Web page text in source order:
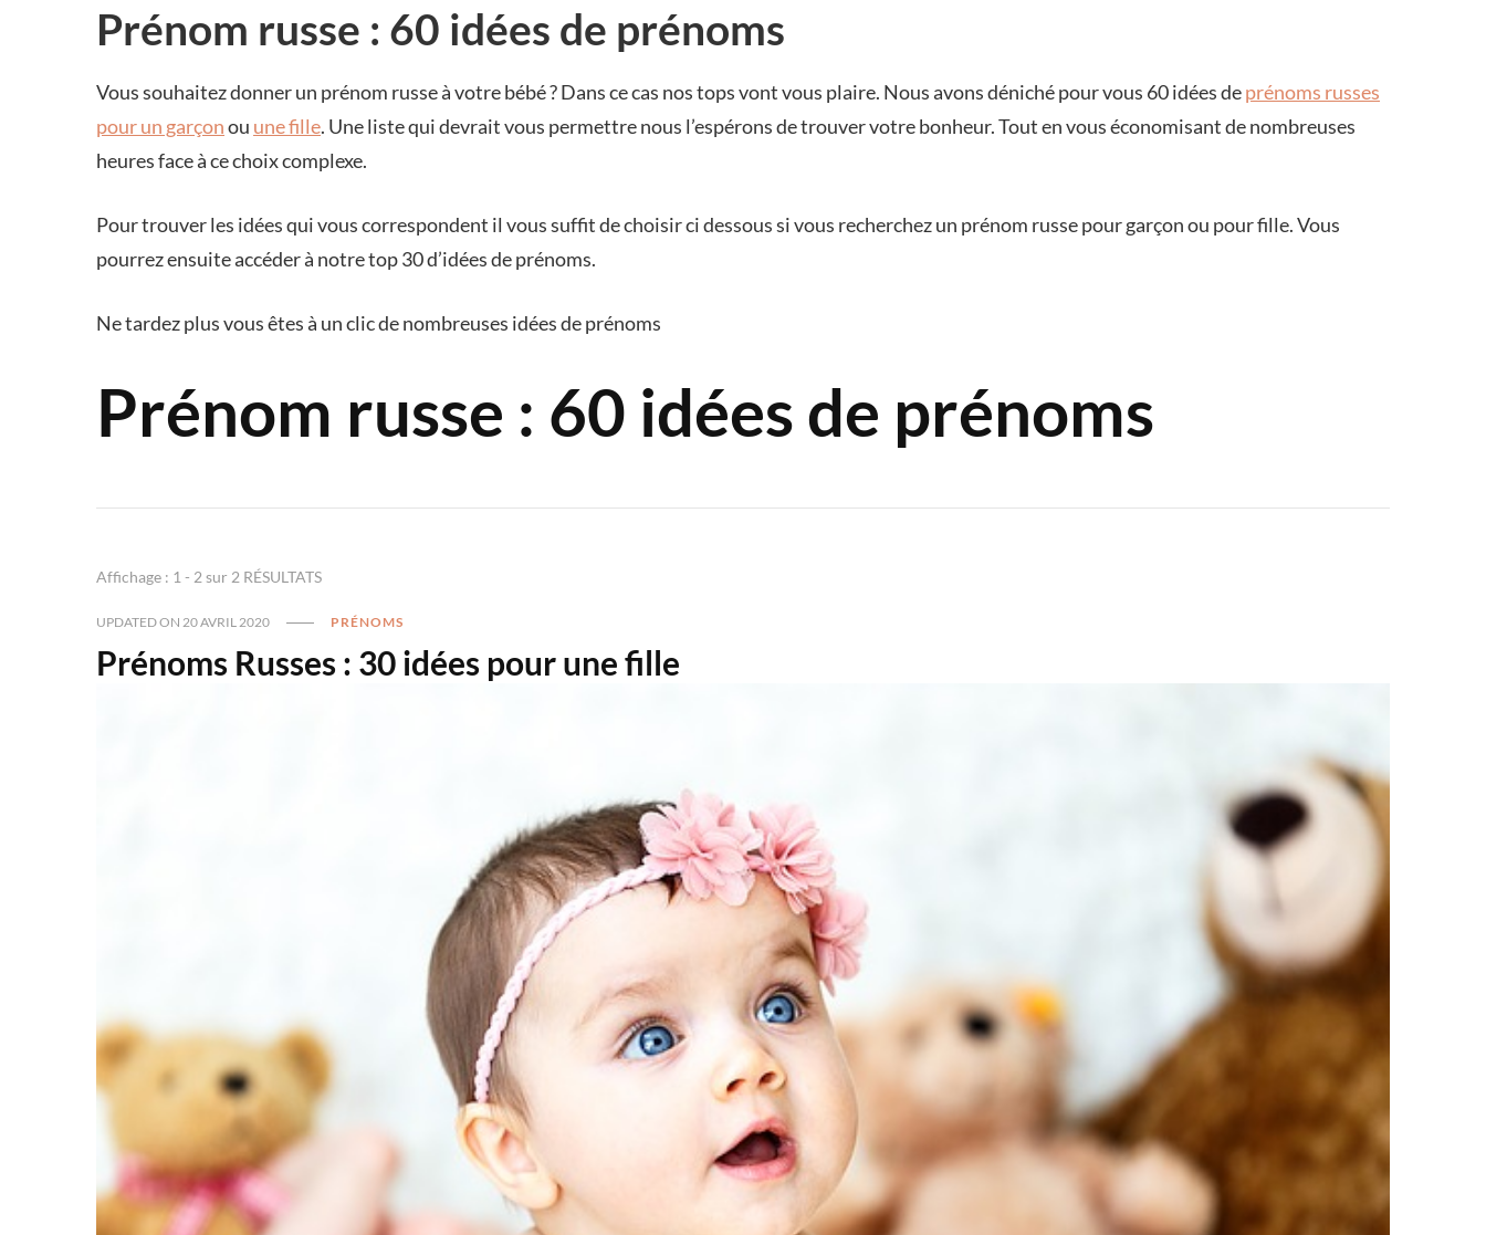
Prénom russe : 60 idées de prénoms
Vous souhaitez donner un prénom russe à votre bébé ? Dans ce cas nos tops vont vous plaire. Nous avons déniché pour vous 60 idées deprénoms russes
pour un garçonou une fille. Une liste qui devrait vous permettre nous l’espérons de trouver votre bonheur. Tout en vous économisant de nombreuses
heures face à ce choix complexe.
Pour trouver les idées qui vous correspondent il vous suffit de choisir ci dessous si vous recherchez un prénom russe pour garçon ou pour fille. Vous
pourrez ensuite accéder à notre top 30 d’idées de prénoms.
Ne tardez plus vous êtes à un clic de nombreuses idées de prénoms
Prénom russe : 60 idées de prénoms
Affichage : 1 - 2 sur 2 RÉSULTATS
UPDATED ON 20 AVRIL 2020 PRÉNOMS
Prénoms Russes : 30 idées pour une fille